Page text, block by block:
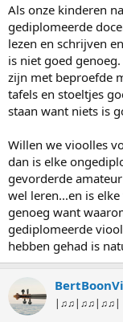
Als onze kinderen
gediplomeerde
lezen en schrijven
is niet goed
zijn met beproefde
tafels en stoeltjes
staan want niets is
Willen we vioolles
dan is elke
gevorderde
wel leren...en is
genoeg want
gediplomeerde
hebben gehad is
|♫♫|♫♫|♫♫|